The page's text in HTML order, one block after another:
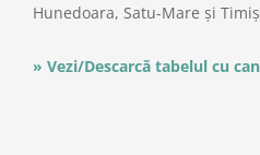
Hunedoara, Satu-Mare şi
» Vezi/Descarcă tabelul cu